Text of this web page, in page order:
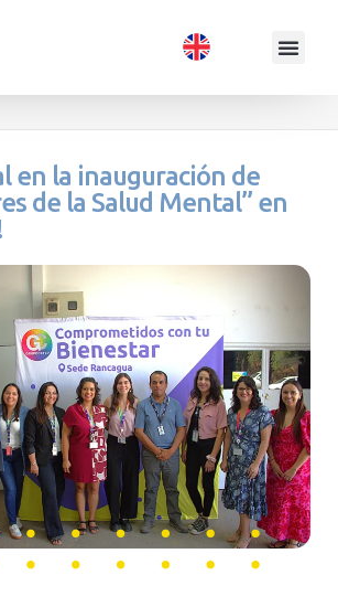
en la inauguración de
de la Salud Mental” en